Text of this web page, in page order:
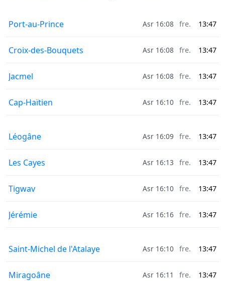
Port-au-Prince Asr 16:08 fre. 13:47
Croix-des-Bouquets Asr 16:08 fre. 13:47
Jacmel Asr 16:08 fre. 13:47
Cap-Haïtien Asr 16:10 fre. 13:47
Léogâne Asr 16:09 fre. 13:47
Les Cayes Asr 16:13 fre. 13:47
Tigwav Asr 16:10 fre. 13:47
Jérémie Asr 16:16 fre. 13:47
Saint-Michel de l'Atalaye Asr 16:10 fre. 13:47
Miragoâne Asr 16:11 fre. 13:47